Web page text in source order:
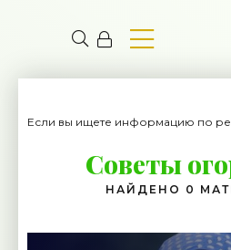
Советы
НАЙДЕНО 0